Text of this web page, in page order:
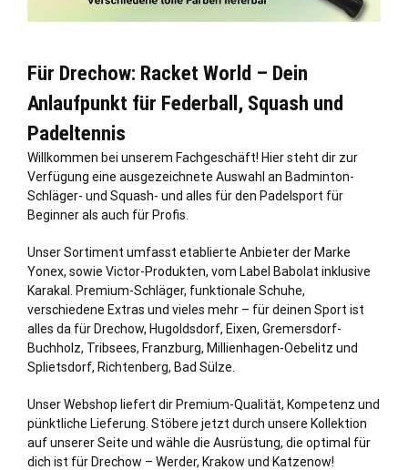
Für Drechow: Racket World – Dein
Anlaufpunkt für Federball, Squash und
Padeltennis
Willkommen bei unserem Fachgeschäft! Hier steht dir zur
Verfügung eine ausgezeichnete Auswahl an Badminton-
Schläger- und Squash- und alles für den Padelsport für
Beginner als auch für Profis.
Unser Sortiment umfasst etablierte Anbieter der Marke
Yonex, sowie Victor-Produkten, vom Label Babolat inklusive
Karakal. Premium-Schläger, funktionale Schuhe,
verschiedene Extras und vieles mehr – für deinen Sport ist
alles da für Drechow, Hugoldsdorf, Eixen, Gremersdorf-
Buchholz, Tribsees, Franzburg, Millienhagen-Oebelitz und
Splietsdorf, Richtenberg, Bad Sülze.
Unser Webshop liefert dir Premium-Qualität, Kompetenz und
pünktliche Lieferung. Stöbere jetzt durch unsere Kollektion
auf unserer Seite und wähle die Ausrüstung, die optimal für
dich ist für Drechow – Werder, Krakow und Katzenow!